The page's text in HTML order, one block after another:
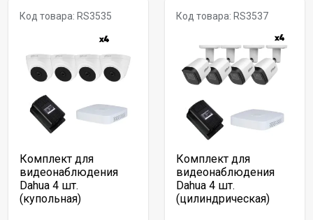
Код товара: RS3535
Комплект для
видеонаблюдения
Dahua 4 шт.
(купольная)
Код товара: RS3537
Комплект для
видеонаблюдения
Dahua 4 шт.
(цилиндрическая)